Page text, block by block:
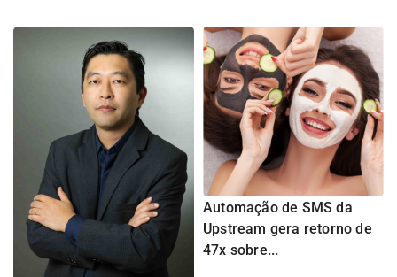
Automação de SMS da
Upstream gera retorno de
47x sobre...